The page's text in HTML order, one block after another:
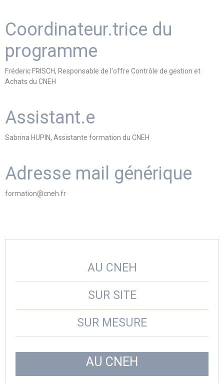
Coordinateur.trice du
programme
Fréderic FRISCH, Responsable de l'offre Contrôle de gestion et
Achats du CNEH
Assistant.e
Sabrina HUPIN, Assistante formation du CNEH
Adresse mail générique
formation@cneh.fr
AU CNEH
SUR SITE
SUR MESURE
AU CNEH